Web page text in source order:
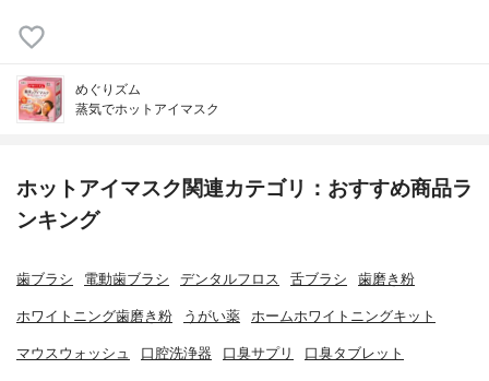
めぐりズム
蒸気でホットアイマスク
ホットアイマスク関連カテゴリ：おすすめ商品ラ
ンキング
歯ブラシ 電動歯ブラシ デンタルフロス 舌ブラシ 歯磨き粉
ホワイトニング歯磨き粉 うがい薬 ホームホワイトニングキット
マウスウォッシュ 口腔洗浄器 口臭サプリ 口臭タブレット